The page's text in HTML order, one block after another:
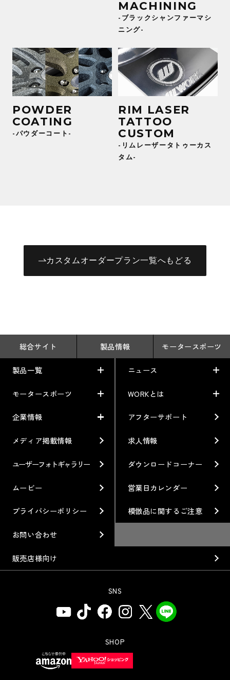
MACHINING
-ブラックシャンファーマシ
ニング-
POWDER
COATING
-パウダーコート-
RIM LASER
TATTOO
CUSTOM
-リムレーザータトゥーカス
タム-
カスタムオーダープラン一覧へもどる
総合サイト 製品情報 モータースポーツ
製品一覧
車から検索
利用条件／注意事項
ブランド紹介
ホイール情報
カスタムオーダープラン
オプション・グッズ
保証について
アフターサポート
取扱説明書
ニュース
お知らせ
イベント情報
モータースポーツ
レーシング特集
Gymkhana
DIRT TRIAL
SUPER GT
Rally
GR86/BRZ Cup
D1 GRAND PRIX
WORKとは
テクノロジー
クオリティー
デザイン
企業情報
フィロソフィー
経営理念
私たちのあるべき姿
工場概要
会社沿革
組織図
お問い合わせ用コールセンター
アフターサポート
メディア掲載情報 求人情報
ユーザーフォトギャラリー ダウンロードコーナー
ムービー 営業日カレンダー
プライバシーポリシー 模倣品に関するご注意
お問い合わせ
販売店様向け
SNS
SHOP